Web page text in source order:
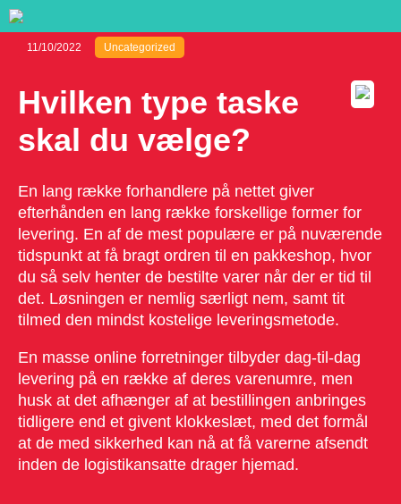
11/10/2022 Uncategorized
Hvilken type taske
skal du vælge?
En lang række forhandlere på nettet giver
efterhånden en lang række forskellige former for
levering. En af de mest populære er på nuværende
tidspunkt at få bragt ordren til en pakkeshop, hvor
du så selv henter de bestilte varer når der er tid til
det. Løsningen er nemlig særligt nem, samt tit
tilmed den mindst kostelige leveringsmetode.
En masse online forretninger tilbyder dag-til-dag
levering på en række af deres varenumre, men
husk at det afhænger af at bestillingen anbringes
tidligere end et givent klokkeslæt, med det formål
at de med sikkerhed kan nå at få varerne afsendt
inden de logistikansatte drager hjemad.